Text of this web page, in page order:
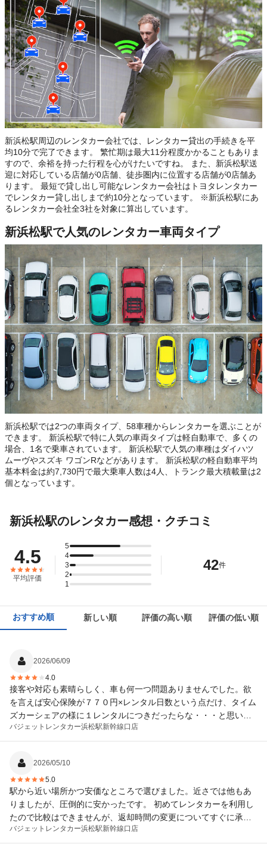
新浜松駅周辺のレンタカー会社では、レンタカー貸出の手続きを平
均10分で完了できます。 繁忙期は最大11分程度かかることもありま
すので、余裕を持った行程を心がけたいですね。 また、新浜松駅送
迎に対応している店舗が0店舗、徒歩圏内に位置する店舗が0店舗あ
ります。 最短で貸し出し可能なレンタカー会社はトヨタレンタカー
でレンタカー貸し出しまで約10分となっています。 ※新浜松駅にあ
るレンタカー会社全3社を対象に算出しています。
新浜松駅で人気のレンタカー車両タイプ
新浜松駅では2つの車両タイプ、58車種からレンタカーを選ぶことが
できます。 新浜松駅で特に人気の車両タイプは軽自動車で、多くの
場合、1名で乗車されています。 新浜松駅で人気の車種はダイハツ
ムーヴやスズキ ワゴンRなどがあります。 新浜松駅の軽自動車平均
基本料金は約7,730円で最大乗車人数は4人、トランク最大積載量は2
個となっています。
新浜松駅のレンタカー感想・クチコミ
4.5
平均評価
5
4
3
2
1
42件
おすすめ順 新しい順 評価の高い順 評価の低い順
2026/06/09
4.0
接客や対応も素晴らしく、車も何一つ問題ありませんでした。欲
を言えば安心保険が７７０円×レンタル日数という点だけ、タイム
ズカーシェアの様に１レンタルにつきだったらな・・・と思いま
した。欲張りですが、１週間とか借りるので５０００円ぐらいか
かってしまいますからね。
バジェットレンタカー浜松駅新幹線口店
2026/05/10
5.0
駅から近い場所かつ安価なところで選びました。近さでは他もあ
りましたが、圧倒的に安かったです。 初めてレンタカーを利用し
たので比較はできませんが、返却時間の変更についてすぐに承諾
メールが届きましたし、事前チェックインですぐに出発できまし
たし、お店の方みなさん、親切丁寧な対応でした。大満足です。
バジェットレンタカー浜松駅新幹線口店